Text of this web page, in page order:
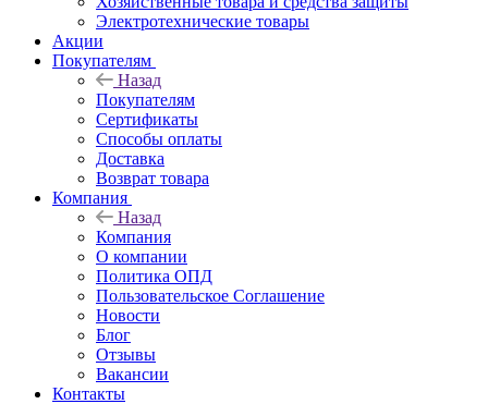
Электротехнические товары
Акции
Покупателям
Назад
Покупателям
Сертификаты
Способы оплаты
Доставка
Возврат товара
Компания
Назад
Компания
О компании
Политика ОПД
Пользовательское Соглашение
Новости
Блог
Отзывы
Вакансии
Контакты